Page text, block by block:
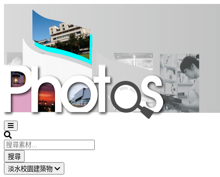
Open
sidebar
Search
搜尋
淡水校園建築物